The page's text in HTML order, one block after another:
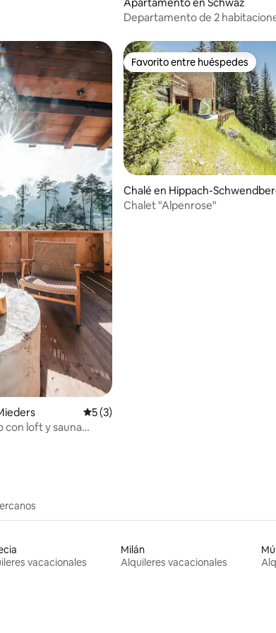
Departamento de 2
12 reseñas
Calificación promedio: 5 de 5, 3 reseñas
5 (3)
con loft y sauna
Favorito entre huéspedes
Favorito entre huéspedes
Chalé en Hippach-
Chalet "Alpenrose"
vacacionales
Milán
Alquileres vacacionales